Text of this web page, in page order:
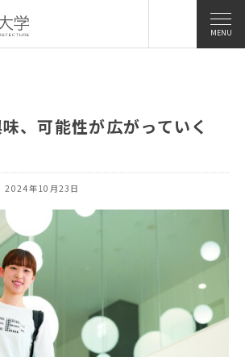
MENU
、可能性が広がっていく
2024年10月23日